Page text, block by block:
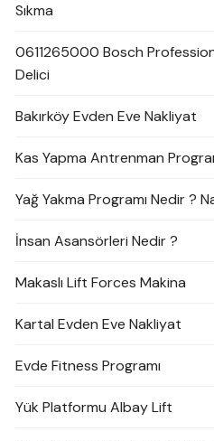
Sıkma
0611265000 Bosch
Delici
Bakırköy Evden Eve Nakliyat
Kas Yapma Antrenman
Yağ Yakma Programı Nedir ?
İnsan Asansörleri Nedir ?
Makaslı Lift Forces Makina
Kartal Evden Eve Nakliyat
Evde Fitness Programı
Yük Platformu Albay Lift